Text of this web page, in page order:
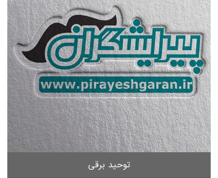
توحید برقی